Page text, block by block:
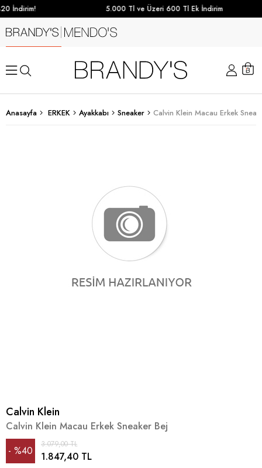
İndirim! 5.000 Tl ve Üzeri 600 Tl Ek İndirim
Anasayfa ERKEK Ayakkabı Sneaker Calvin Klein Macau Erkek
Calvin Klein
Calvin Klein Macau Erkek Sneaker Bej
%40
3.079,00 TL
1.847,40 TL